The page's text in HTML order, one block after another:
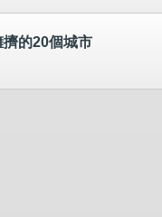
擠的20個城市